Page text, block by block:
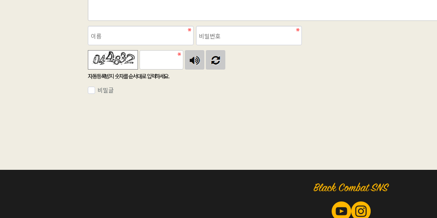
자동등록방지 숫자를 순서대로 입력하세요.
비밀글